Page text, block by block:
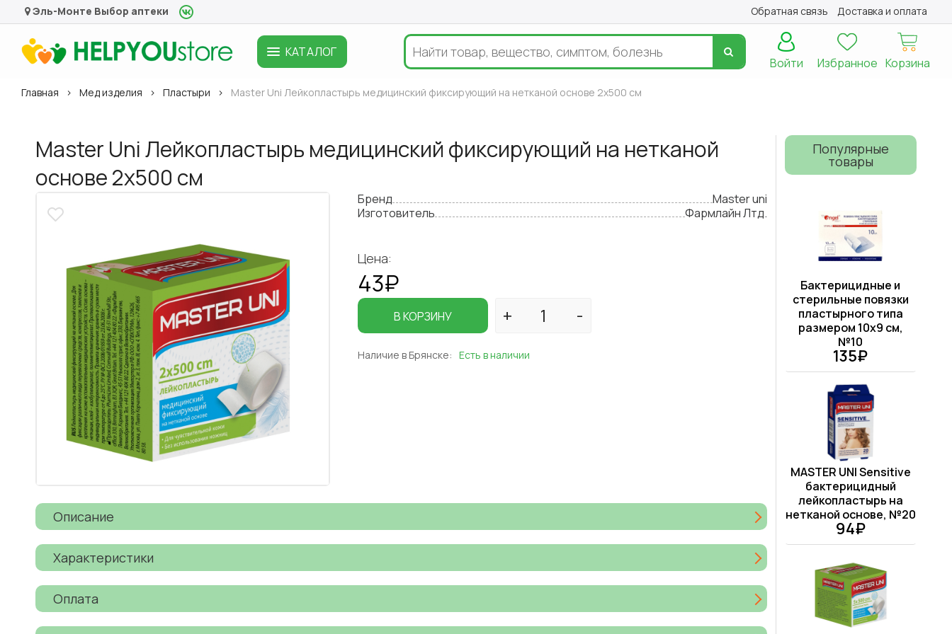
Эль-Монте Выбор аптеки Обратная связь Доставка и оплата
КАТАЛОГ
Корзина
Избранное
Войти
Главная Мед изделия Пластыри Master Uni Лейкопластырь медицинский фиксирующий на нетканой основе 2x500 см
Master Uni Лейкопластырь медицинский фиксирующий на нетканой
основе 2x500 см
Бренд
Master uni
Изготовитель
Фармлайн Лтд.
Цена:
43₽
В КОРЗИНУ
Наличие в Брянске: Есть в наличии
Описание
Характеристики
Оплата
Популярные
товары
Бактерицидные и
стерильные повязки
пластырного типа
размером 10х9 см,
№10
135₽
MASTER UNI Sensitive
бактерицидный
лейкопластырь на
нетканой основе, №20
94₽